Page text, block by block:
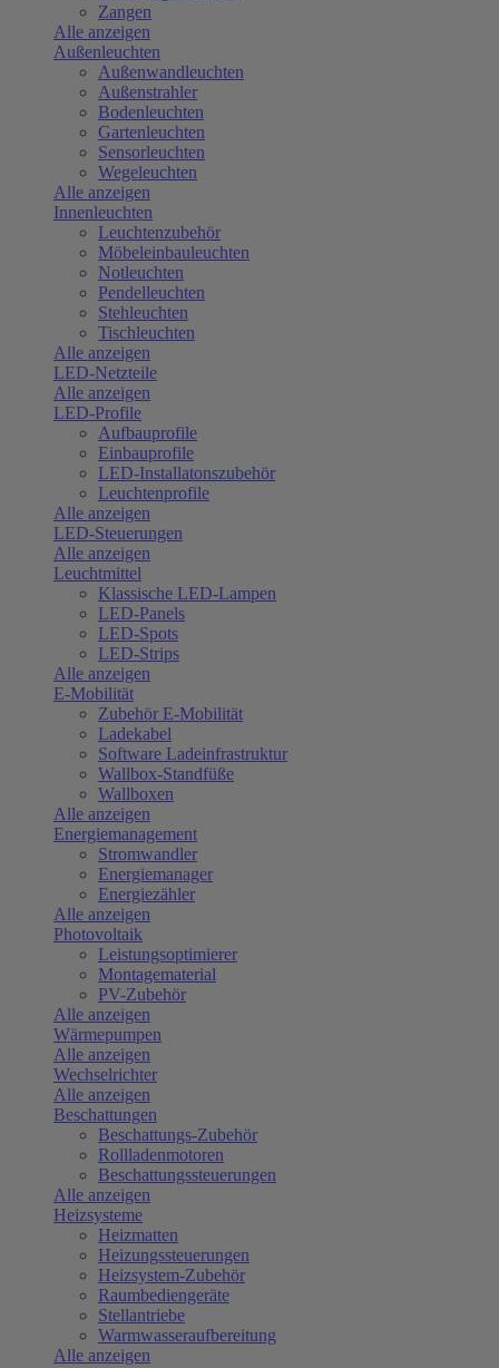
Zangen
Alle anzeigen
Außenleuchten
Außenwandleuchten
Außenstrahler
Bodenleuchten
Gartenleuchten
Sensorleuchten
Wegeleuchten
Alle anzeigen
Innenleuchten
Leuchtenzubehör
Möbeleinbauleuchten
Notleuchten
Pendelleuchten
Stehleuchten
Tischleuchten
Alle anzeigen
LED-Netzteile
Alle anzeigen
LED-Profile
Aufbauprofile
Einbauprofile
LED-Installatonszubehör
Leuchtenprofile
Alle anzeigen
LED-Steuerungen
Alle anzeigen
Leuchtmittel
Klassische LED-Lampen
LED-Panels
LED-Spots
LED-Strips
Alle anzeigen
E-Mobilität
Zubehör E-Mobilität
Ladekabel
Software Ladeinfrastruktur
Wallbox-Standfüße
Wallboxen
Alle anzeigen
Energiemanagement
Stromwandler
Energiemanager
Energiezähler
Alle anzeigen
Photovoltaik
Leistungsoptimierer
Montagematerial
PV-Zubehör
Alle anzeigen
Wärmepumpen
Alle anzeigen
Wechselrichter
Alle anzeigen
Beschattungen
Beschattungs-Zubehör
Rollladenmotoren
Beschattungssteuerungen
Alle anzeigen
Heizsysteme
Heizmatten
Heizungssteuerungen
Heizsystem-Zubehör
Raumbediengeräte
Stellantriebe
Warmwasseraufbereitung
Alle anzeigen